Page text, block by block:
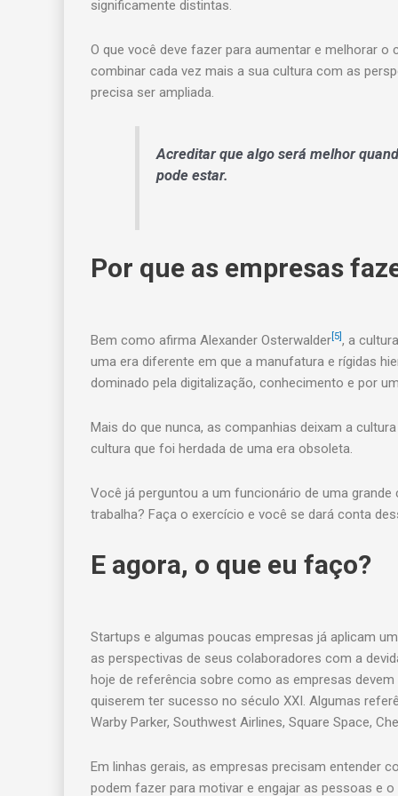
significamente distintas.
O que você deve fazer para aumentar e melhorar
combinar cada vez mais a sua cultura com as
precisa ser ampliada.
Acreditar que algo será melhor
pode estar.
Por que as empresas
Bem como afirma Alexander Osterwalder [5] , a
uma era diferente em que a manufatura e rígidas
dominado pela digitalização, conhecimento e por
Mais do que nunca, as companhias deixam a
cultura que foi herdada de uma era obsoleta.
Você já perguntou a um funcionário de uma
trabalha? Faça o exercício e você se dará conta
E agora, o que eu faço?
Startups e algumas poucas empresas já aplicam
as perspectivas de seus colaboradores com a
hoje de referência sobre como as empresas
quiserem ter sucesso no século XXI. Algumas
Warby Parker, Southwest Airlines, Square Space,
Em linhas gerais, as empresas precisam entender
podem fazer para motivar e engajar as pessoas e